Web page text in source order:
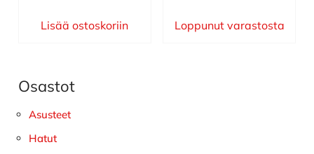
Lisää ostoskoriin Loppunut varastosta
Ensisijainen
sivupalkki
Osastot
Asusteet
Hatut